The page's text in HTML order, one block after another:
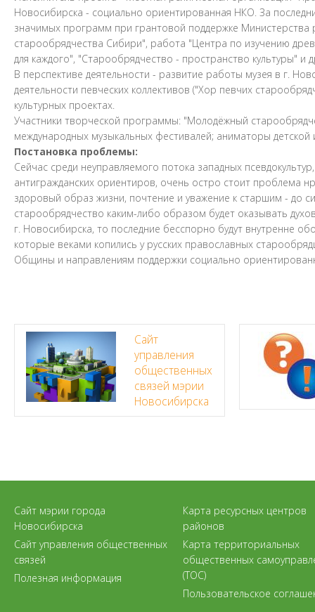
Новосибирска - социально ориентированная НКО. За
значимых программ при грантовой поддержке
старообрядчества Сибири", работа "Центра по изучению
для каждого", "Старообрядчество - пространство культуры" и
В перспективе деятельности - развитие работы музея в г.
деятельности певческих коллективов ("Хор певчих
культурных проектах.
Участники творческой программы: "Молодёжный
международных музыкальных фестивалей; аниматоры
Постановка проблемы:
Сейчас среди неуправляемого потока западных
антигражданских ориентиров, очень остро стоит проблема
здоровый образ жизни, почтение и уважение к старшим - до
старообрядчество каким-либо образом будет оказывать
г. Новосибирска, то последние бесспорно будут внутренне
которые веками копились у русских православных
Общины и направлениям поддержки социально
Сайт
управления
общественных
связей мэрии
Новосибирска
Сайт мэрии города
Новосибирска
Сайт управления общественных
связей
Полезная информация
Карта ресурсных центров
районов
Карта территориальных
общественных
(ТОС)
Пользовательское